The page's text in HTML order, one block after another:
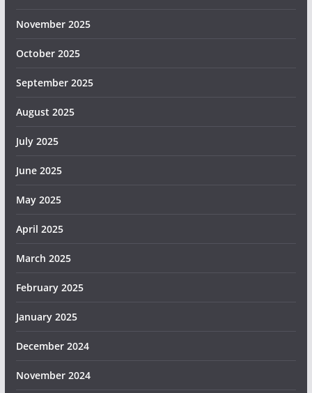
November 2025
October 2025
September 2025
August 2025
July 2025
June 2025
May 2025
April 2025
March 2025
February 2025
January 2025
December 2024
November 2024